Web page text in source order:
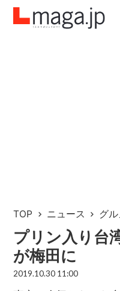
TOP ニュース グル
プリン入り台
が梅田に
2019.10.30 11:00